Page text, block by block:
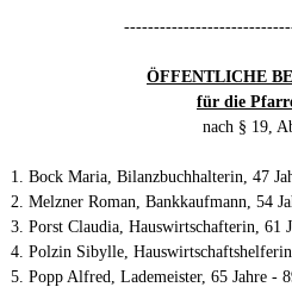
ÖFFENTLICHE
für die
nach § 19,
1. Bock Maria, Bilanzbuchhalterin, 47
2. Melzner Roman, Bankkaufmann, 54
3. Porst Claudia, Hauswirtschafterin, 61
4. Polzin Sibylle,
5. Popp Alfred, Lademeister, 65 Jahre -